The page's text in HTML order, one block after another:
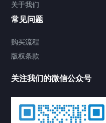
关于我们
常见问题
购买流程
版权条款
关注我们的微信公众号